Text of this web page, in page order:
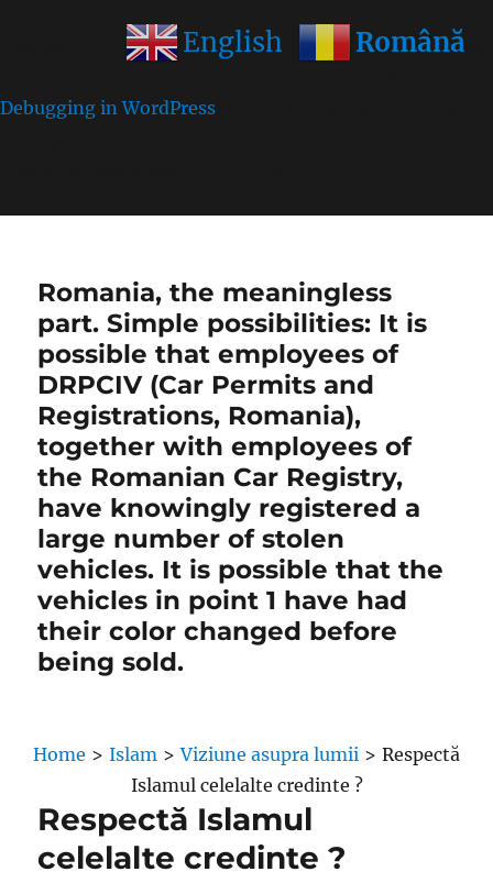
: Function wp_get_inline_script_tag was called
Debugging in WordPress
Romania, the meaningless
part. Simple possibilities: It is
possible that employees of
DRPCIV (Car Permits and
Registrations, Romania),
together with employees of
the Romanian Car Registry,
have knowingly registered a
large number of stolen
vehicles. It is possible that the
vehicles in point 1 have had
their color changed before
being sold.
Home > Islam > Viziune asupra lumii > Respectă
Islamul celelalte credinte ?
Respectă Islamul
celelalte credinte ?
English Română